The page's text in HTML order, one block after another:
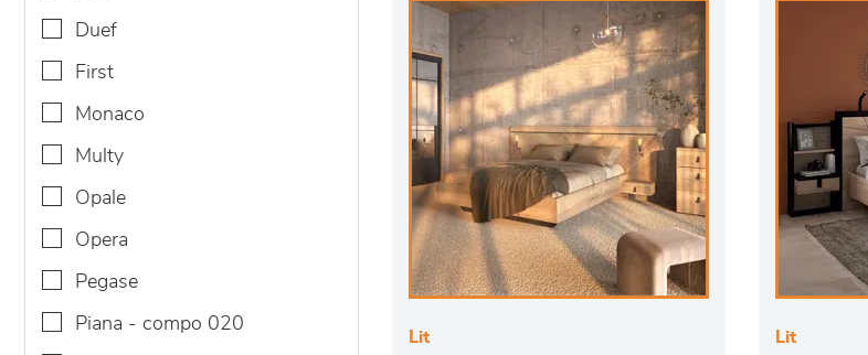
duef
first
monaco
multy
opale
opera
pegase
piana - compo 020
Lit
Lit